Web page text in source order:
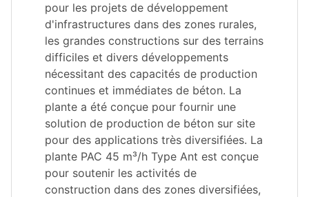
pour les projets de développement
d'infrastructures dans des zones rurales,
les grandes constructions sur des terrains
difficiles et divers développements
nécessitant des capacités de production
continues et immédiates de béton. La
plante a été conçue pour fournir une
solution de production de béton sur site
pour des applications très diversifiées. La
plante PAC 45 m³/h Type Ant est conçue
pour soutenir les activités de
construction dans des zones diversifiées,